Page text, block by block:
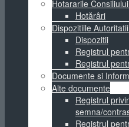
Hotararile
Hotărâri
Dispozitiile
Dispozitii
Registrul
Registrul
Documente si
Alte documente
Registrul
semna/
Registrul